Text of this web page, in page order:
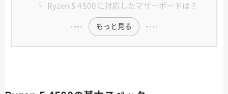
Ryzen 5 4500に対応したマザーボードは？
もっと見る